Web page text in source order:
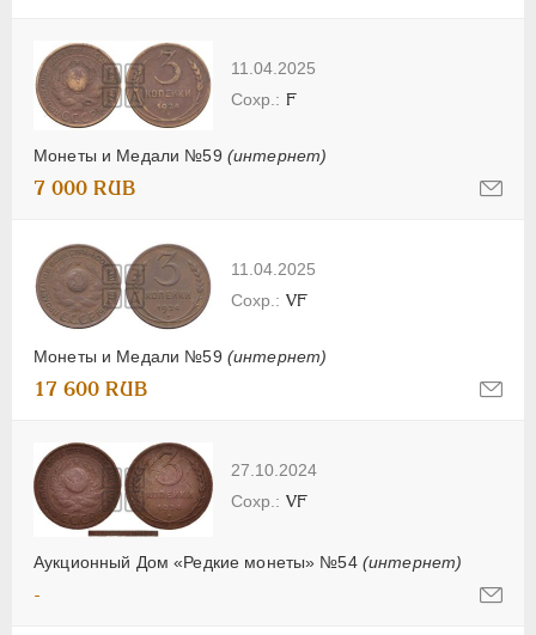
11.04.2025
Монеты и Медали №59 (интернет)
F
7 000 RUB
11.04.2025
Монеты и Медали №59 (интернет)
VF
17 600 RUB
27.10.2024
Аукционный Дом «Редкие монеты» №54 (интернет)
VF
-